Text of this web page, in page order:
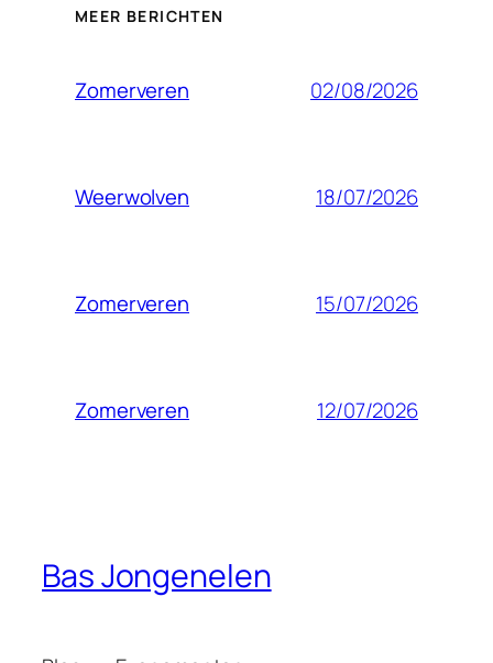
MEER BERICHTEN
Zomerveren 02/08/2026
Weerwolven 18/07/2026
Zomerveren 15/07/2026
Zomerveren 12/07/2026
Bas Jongenelen